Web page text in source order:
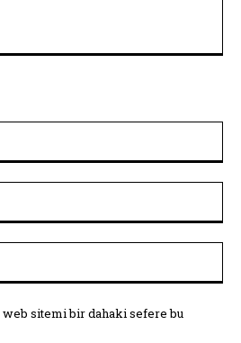
sitemi bir dahaki sefere bu